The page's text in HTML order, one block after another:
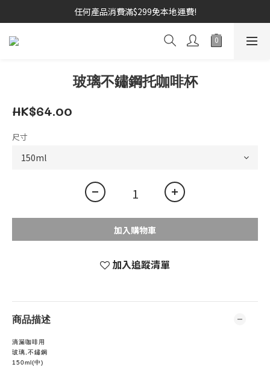
任何產品消費滿$299免本地運費!
玻璃不鏽鋼托咖啡杯
HK$64.00
尺寸
加入購物車
加入追蹤清單
商品描述
滴漏咖啡用
玻璃,不鏽鋼
150ml(中)